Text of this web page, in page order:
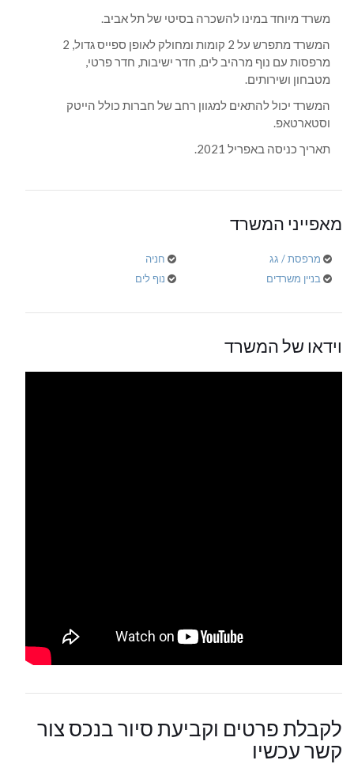
משרד מיוחד במינו להשכרה בסיטי של תל אביב.
המשרד מתפרש על 2 קומות ומחולק לאופן ספייס גדול, 2
מרפסות עם נוף מרהיב לים, חדר ישיבות, חדר פרטי,
מטבחון ושירותים.
המשרד יכול להתאים למגוון רחב של חברות כולל הייטק
וסטארטאפ.
תאריך כניסה באפריל 2021.
מאפייני המשרד
חניה
מרפסת / גג
נוף לים
בניין משרדים
וידאו של המשרד
לקבלת פרטים וקביעת סיור בנכס צור
קשר עכשיו